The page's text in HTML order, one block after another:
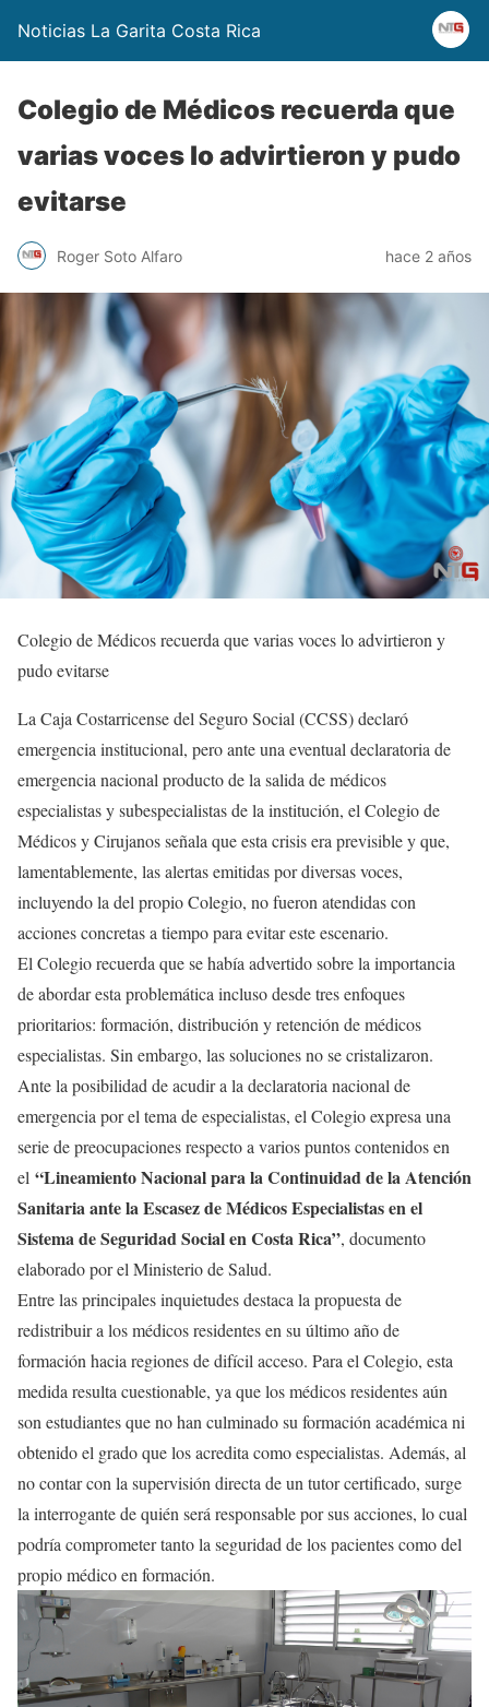
Noticias La Garita Costa Rica
Colegio de Médicos recuerda que
varias voces lo advirtieron y pudo
evitarse
Roger Soto Alfaro hace 2 años
Colegio de Médicos recuerda que varias voces lo advirtieron y
pudo evitarse
La Caja Costarricense del Seguro Social (CCSS) declaró
emergencia institucional, pero ante una eventual declaratoria de
emergencia nacional producto de la salida de médicos
especialistas y subespecialistas de la institución, el Colegio de
Médicos y Cirujanos señala que esta crisis era previsible y que,
lamentablemente, las alertas emitidas por diversas voces,
incluyendo la del propio Colegio, no fueron atendidas con
acciones concretas a tiempo para evitar este escenario.
El Colegio recuerda que se había advertido sobre la importancia
de abordar esta problemática incluso desde tres enfoques
prioritarios: formación, distribución y retención de médicos
especialistas. Sin embargo, las soluciones no se cristalizaron.
Ante la posibilidad de acudir a la declaratoria nacional de
emergencia por el tema de especialistas, el Colegio expresa una
serie de preocupaciones respecto a varios puntos contenidos en
el “Lineamiento Nacional para la Continuidad de la Atención
Sanitaria ante la Escasez de Médicos Especialistas en el
Sistema de Seguridad Social en Costa Rica”, documento
elaborado por el Ministerio de Salud.
Entre las principales inquietudes destaca la propuesta de
redistribuir a los médicos residentes en su último año de
formación hacia regiones de difícil acceso. Para el Colegio, esta
medida resulta cuestionable, ya que los médicos residentes aún
son estudiantes que no han culminado su formación académica ni
obtenido el grado que los acredita como especialistas. Además, al
no contar con la supervisión directa de un tutor certificado, surge
la interrogante de quién será responsable por sus acciones, lo cual
podría comprometer tanto la seguridad de los pacientes como del
propio médico en formación.